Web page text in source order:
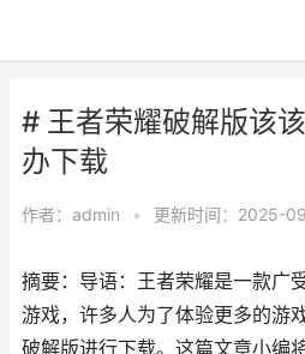
# 王者荣耀破解版该
办下载
作者： admin • 更新时间：2025-
摘要：导语：王者荣耀是一款广
游戏，许多人为了体验更多的游
破解版进行下载。这篇文章小编